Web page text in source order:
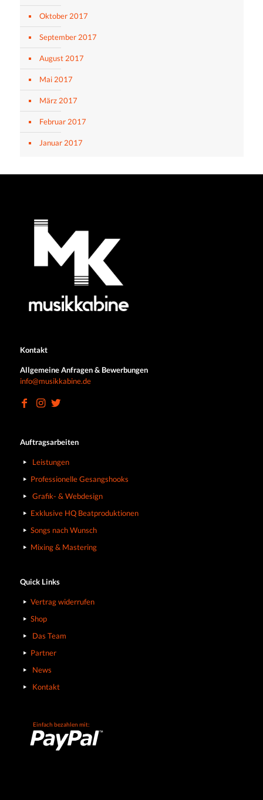
Oktober 2017
September 2017
August 2017
Mai 2017
März 2017
Februar 2017
Januar 2017
Kontakt
Allgemeine Anfragen & Bewerbungen
info@musikkabine.de
Auftragsarbeiten
Leistungen
Professionelle Gesangshooks
Grafik- & Webdesign
Exklusive HQ Beatproduktionen
Songs nach Wunsch
Mixing & Mastering
Quick Links
Vertrag widerrufen
Shop
Das Team
Partner
News
Kontakt
Einfach bezahlen mit: